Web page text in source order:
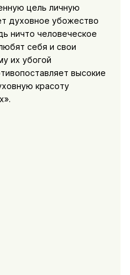
цель личную
духовное убожество
ничто человеческое
себя и свои
их убогой
высокие
красоту